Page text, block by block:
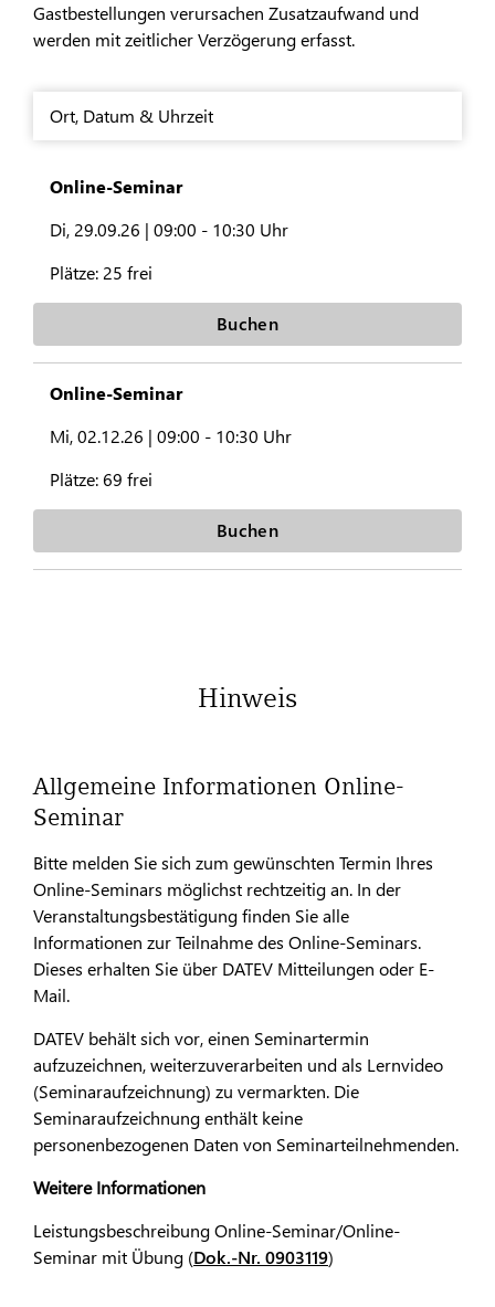
Gastbestellungen verursachen Zusatzaufwand und
werden mit zeitlicher Verzögerung erfasst.
Ort, Datum & Uhrzeit
Online-Seminar
Di, 29.09.26 | 09:00 - 10:30 Uhr
Plätze:25 frei
Buchen
Online-Seminar
Mi, 02.12.26 | 09:00 - 10:30 Uhr
Plätze: 69 frei
Buchen
Hinweis
Allgemeine Informationen Online-
Seminar
Bitte melden Sie sich zum gewünschten Termin Ihres
Online-Seminars möglichst rechtzeitig an. In der
Veranstaltungsbestätigung finden Sie alle
Informationen zur Teilnahme des Online-Seminars.
Dieses erhalten Sie über DATEV Mitteilungen oder E-
Mail.
DATEV behält sich vor, einen Seminartermin
aufzuzeichnen, weiterzuverarbeiten und als Lernvideo
(Seminaraufzeichnung) zu vermarkten. Die
Seminaraufzeichnung enthält keine
personenbezogenen Daten von Seminarteilnehmenden.
Weitere Informationen
Leistungsbeschreibung Online-Seminar/Online-
Seminar mit Übung (Dok.-Nr. 0903119)